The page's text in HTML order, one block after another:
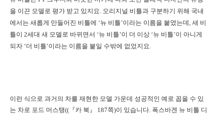
을 이끈 모델로 평가 받고 있지요. 오리지널 비틀과 구분하기 위해 국내
에서는 새롭게 만들어진 비틀에 ‘뉴 비틀’이라는 이름을 붙였는데, 새 비
틀이 2세대 새 모델로 바뀌면서 ‘뉴 비틀’이 더 이상 ‘뉴 비틀’이 아니게
되자 ‘더 비틀’이라는 이름을 붙일 수밖에 없었지요.
이런 식으로 과거의 차를 재현한 모델 가운데 성공적인 예로 꼽을 수 있
는 차로 포드 머스탱((『카 북』 187쪽)이 있습니다. 폭스바겐 뉴 비틀 디